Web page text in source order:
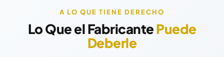
A LO QUE TIENE DERECHO
Lo Que el FabricantePuede
Deberle